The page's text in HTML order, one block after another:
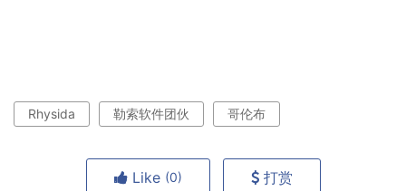
Rhysida 勒索软件团伙 哥伦布
Like (0) 打赏